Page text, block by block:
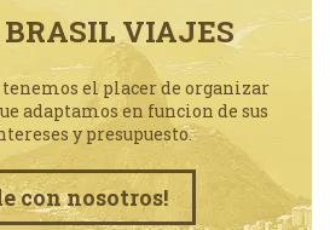
BRASIL VIAJES
tenemos el placer de organizar
adaptamos en funcion de sus
y presupuesto.
con nosotros!